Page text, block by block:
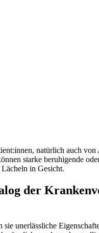
natürlich auch
starke beruhigende
in Gesicht.
der
unerlässliche